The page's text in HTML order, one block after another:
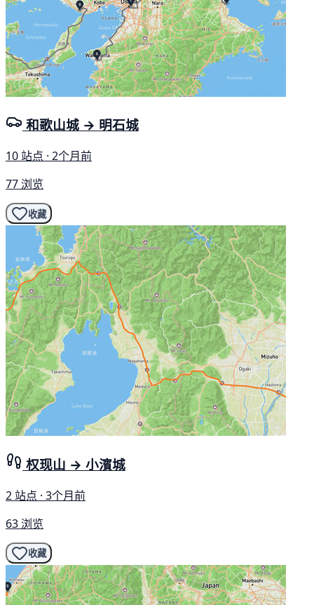
和歌山城 → 明石城
10 站点 · 2个月前
77 浏览
收藏
权现山 → 小濱城
2 站点 · 3个月前
63 浏览
收藏